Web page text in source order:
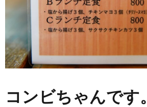
コンビちゃんです。